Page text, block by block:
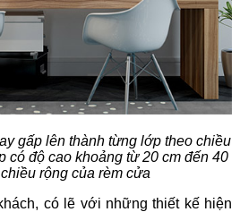
gấp lên thành từng lớp theo chiều
có độ cao khoảng từ 20 cm đến 40
rộng của rèm cửa
có lẽ với những thiết kế hiện